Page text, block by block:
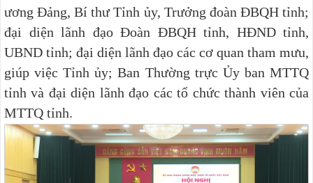
ương Đảng, Bí thư Tỉnh ủy, Trưởng đoàn ĐBQH tỉnh;
đại diện lãnh đạo Đoàn ĐBQH tỉnh, HĐND tỉnh,
UBND tỉnh; đại diện lãnh đạo các cơ quan tham mưu,
giúp việc Tỉnh ủy; Ban Thường trực Ủy ban MTTQ
tỉnh và đại diện lãnh đạo các tổ chức thành viên của
MTTQ tỉnh.